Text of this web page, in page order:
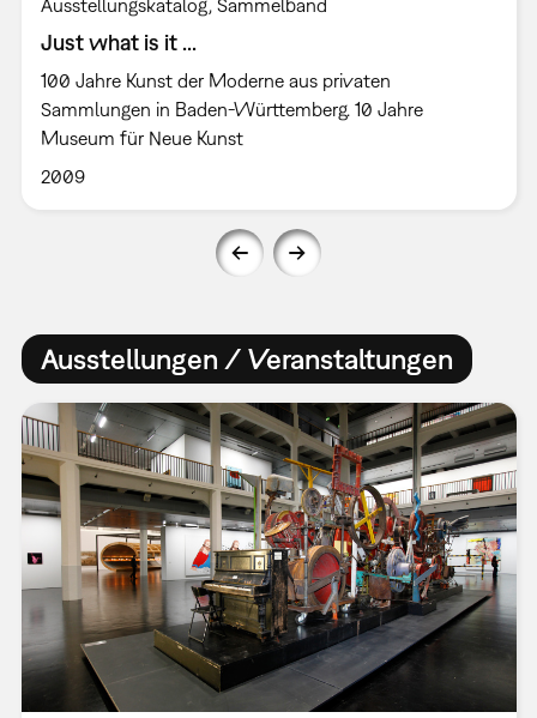
Ausstellungskatalog Sammelband
Just what is it ...
100 Jahre Kunst der Moderne aus privaten
Sammlungen in Baden-Württemberg. 10 Jahre
Museum für Neue Kunst
2009
Ausstellungen / Veranstaltungen